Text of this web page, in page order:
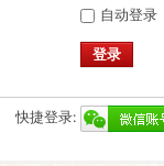
自动登录
登录
快捷登录: